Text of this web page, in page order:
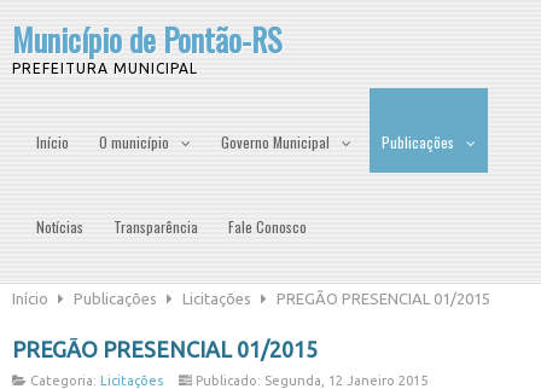
Município de Pontão-RS
PREFEITURA MUNICIPAL
Início O município Governo Municipal Publicações
Notícias Transparência Fale Conosco
Início Publicações Licitações PREGÃO PRESENCIAL 01/2015
PREGÃO PRESENCIAL 01/2015
Categoria: Licitações
Publicado: Segunda, 12 Janeiro 2015